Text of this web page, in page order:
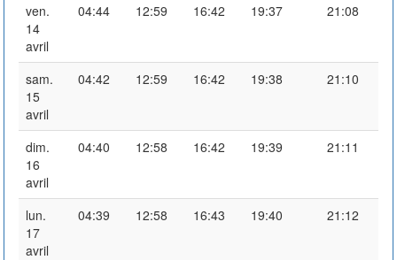
ven.
14
avril
04:44 12:59 16:42 19:37 21:08
sam.
15
avril
04:42 12:59 16:42 19:38 21:10
dim.
16
avril
04:40 12:58 16:42 19:39 21:11
lun.
17
avril
04:39 12:58 16:43 19:40 21:12